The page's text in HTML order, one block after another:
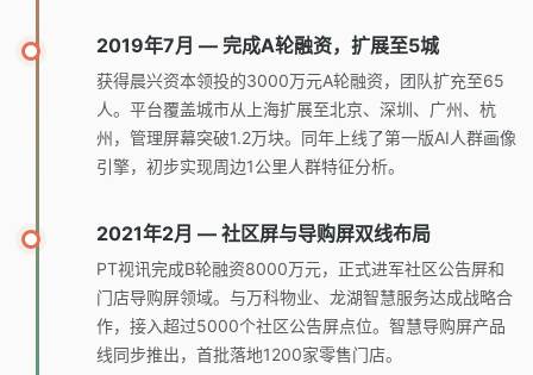
2019年7月 — 完成A轮融资，扩展至5城
获得晨兴资本领投的3000万元A轮融资，团队扩充至65
人。平台覆盖城市从上海扩展至北京、深圳、广州、杭
州，管理屏幕突破1.2万块。同年上线了第一版AI人群画像
引擎，初步实现周边1公里人群特征分析。
2021年2月 — 社区屏与导购屏双线布局
PT视讯完成B轮融资8000万元，正式进军社区公告屏和
门店导购屏领域。与万科物业、龙湖智慧服务达成战略合
作，接入超过5000个社区公告屏点位。智慧导购屏产品
线同步推出，首批落地1200家零售门店。